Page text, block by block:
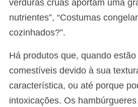
verduras cruas aportam uma
nutrientes”, “Costumas
cozinhados?”.
Há produtos que, quando
comestíveis devido à sua
característica, ou até porque
intoxicações. Os